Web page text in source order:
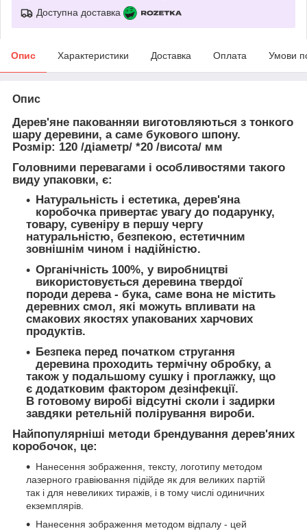
Доступна доставка
Опис Характеристики Доставка Оплата Умови
Опис
Дерев'яне пакованняи виготовляються з тонкого
шару деревини, а саме букового шпону.
Розмір: 120 /діаметр/ *20 /висота/ мм
Головними перевагами і особливостями такого
виду упаковки, є:
Натуральність і естетика, дерев'яна
коробочка привертає увагу до подарунку,
товару, сувеніру в першу чергу
натуральністю, безпекою, естетичним
зовнішнім чином і надійністю.
Органічність 100%, у виробництві
використовується деревина твердої
породи дерева - бука, саме вона не містить
деревних смол, які можуть впливати на
смакових якостях упакованих харчових
продуктів.
Безпека перед початком стругання
деревина проходить термічну обробку, а
також у подальшому сушку і проглажку, що
є додатковим фактором дезінфекції.
В готовому виробі відсутні сколи і задирки
завдяки ретельній полірування вироби.
Найпопулярніші методи брендування дерев'яних
коробочок, це:
Нанесення зображення, тексту, логотипу методом
лазерного гравіювання підійде як для великих партій
так і для невеликих тиражів, і в тому числі одиничних
екземплярів.
Нанесення зображення методом відпалу - цей